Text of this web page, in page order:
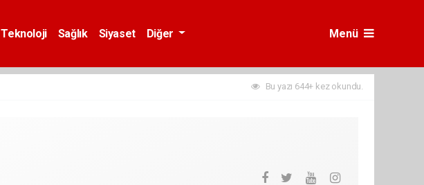
Teknoloji Sağlık Siyaset Diğer Menü
Bu yazı 644+ kez okundu.